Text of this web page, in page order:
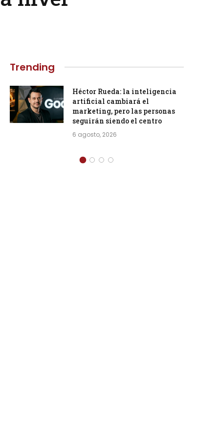
Trending
Héctor Rueda: la inteligencia
artificial cambiará el
marketing, pero las personas
seguirán siendo el centro
6 agosto, 2026